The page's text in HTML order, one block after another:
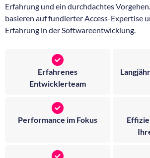
Erfahrung und ein durchdachtes
basieren auf fundierter Access-Expertise
Erfahrung in der Softwareentwicklung.
Erfahrenes
Entwicklerteam
Performance im Fokus